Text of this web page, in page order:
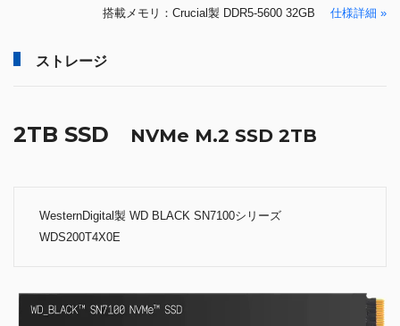
搭載メモリ：Crucial製 DDR5-5600 32GB 仕様詳細 »
ストレージ
2TB SSD NVMe M.2 SSD 2TB
WesternDigital製 WD BLACK SN7100シリーズ
WDS200T4X0E